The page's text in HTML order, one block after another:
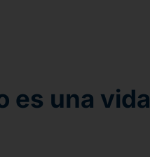
es una vida